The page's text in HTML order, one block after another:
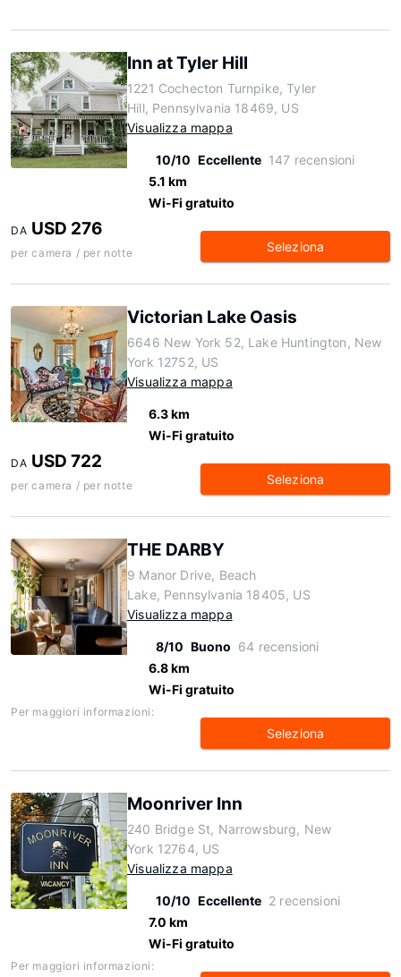
Inn at Tyler Hill
1221 Cochecton Turnpike, Tyler
Hill, Pennsylvania 18469, US
Visualizza mappa
10/10 Eccellente 147 recensioni
5.1 km
Wi-Fi gratuito
DA USD 276
per camera / per notte Seleziona
Victorian Lake Oasis
6646 New York 52, Lake Huntington, New
York 12752, US
Visualizza mappa
6.3 km
Wi-Fi gratuito
DA USD 722
per camera / per notte Seleziona
THE DARBY
9 Manor Drive, Beach
Lake, Pennsylvania 18405, US
Visualizza mappa
8/10 Buono 64 recensioni
6.8 km
Wi-Fi gratuito
Per maggiori informazioni:
Seleziona
Moonriver Inn
240 Bridge St, Narrowsburg, New
York 12764, US
Visualizza mappa
10/10 Eccellente 2 recensioni
7.0 km
Wi-Fi gratuito
Per maggiori informazioni: